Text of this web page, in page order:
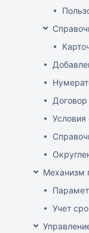
Условия
Механизм
Учет